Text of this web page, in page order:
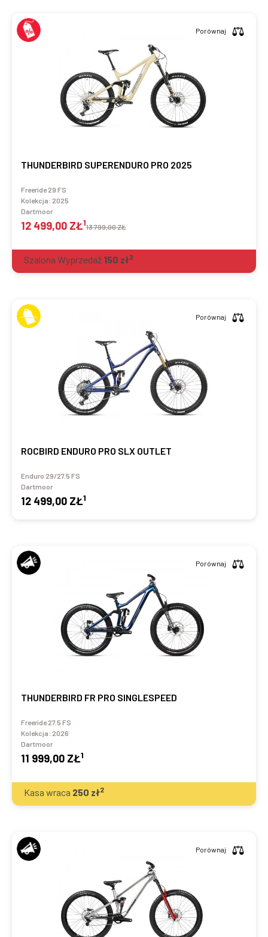
THUNDERBIRD SUPERENDURO PRO 2025
Freeride 29 FS
Kolekcja: 2025
Dartmoor
12 499,00 ZŁ113 799,00 ZŁ
Porównaj
Szalona Wyprzedaż 150 zł2
ROCBIRD ENDURO PRO SLX OUTLET
Enduro 29/27.5 FS
Dartmoor
12 499,00 ZŁ1
Porównaj
THUNDERBIRD FR PRO SINGLESPEED
Freeride 27.5 FS
Kolekcja: 2026
Dartmoor
11 999,00 ZŁ1
Porównaj
Kasa wraca 250 zł2
Porównaj